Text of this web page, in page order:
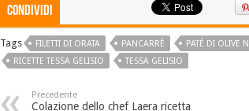
Condividi
Tags FILETTI DI ORATA PANCARRÈ PATÉ DI OLIVE
RICETTE TESSA GELISIO
TESSA GELISIO
Precedente
Colazione dello chef Laera ricetta